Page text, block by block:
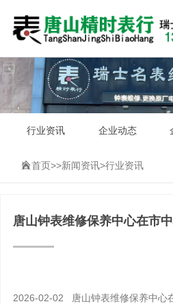
行业资讯 企业动态
首页>>新闻资讯>行业资讯
唐山钟表维修保养中心在市
守护时间
2026-02-02 唐山钟表维修保养中心